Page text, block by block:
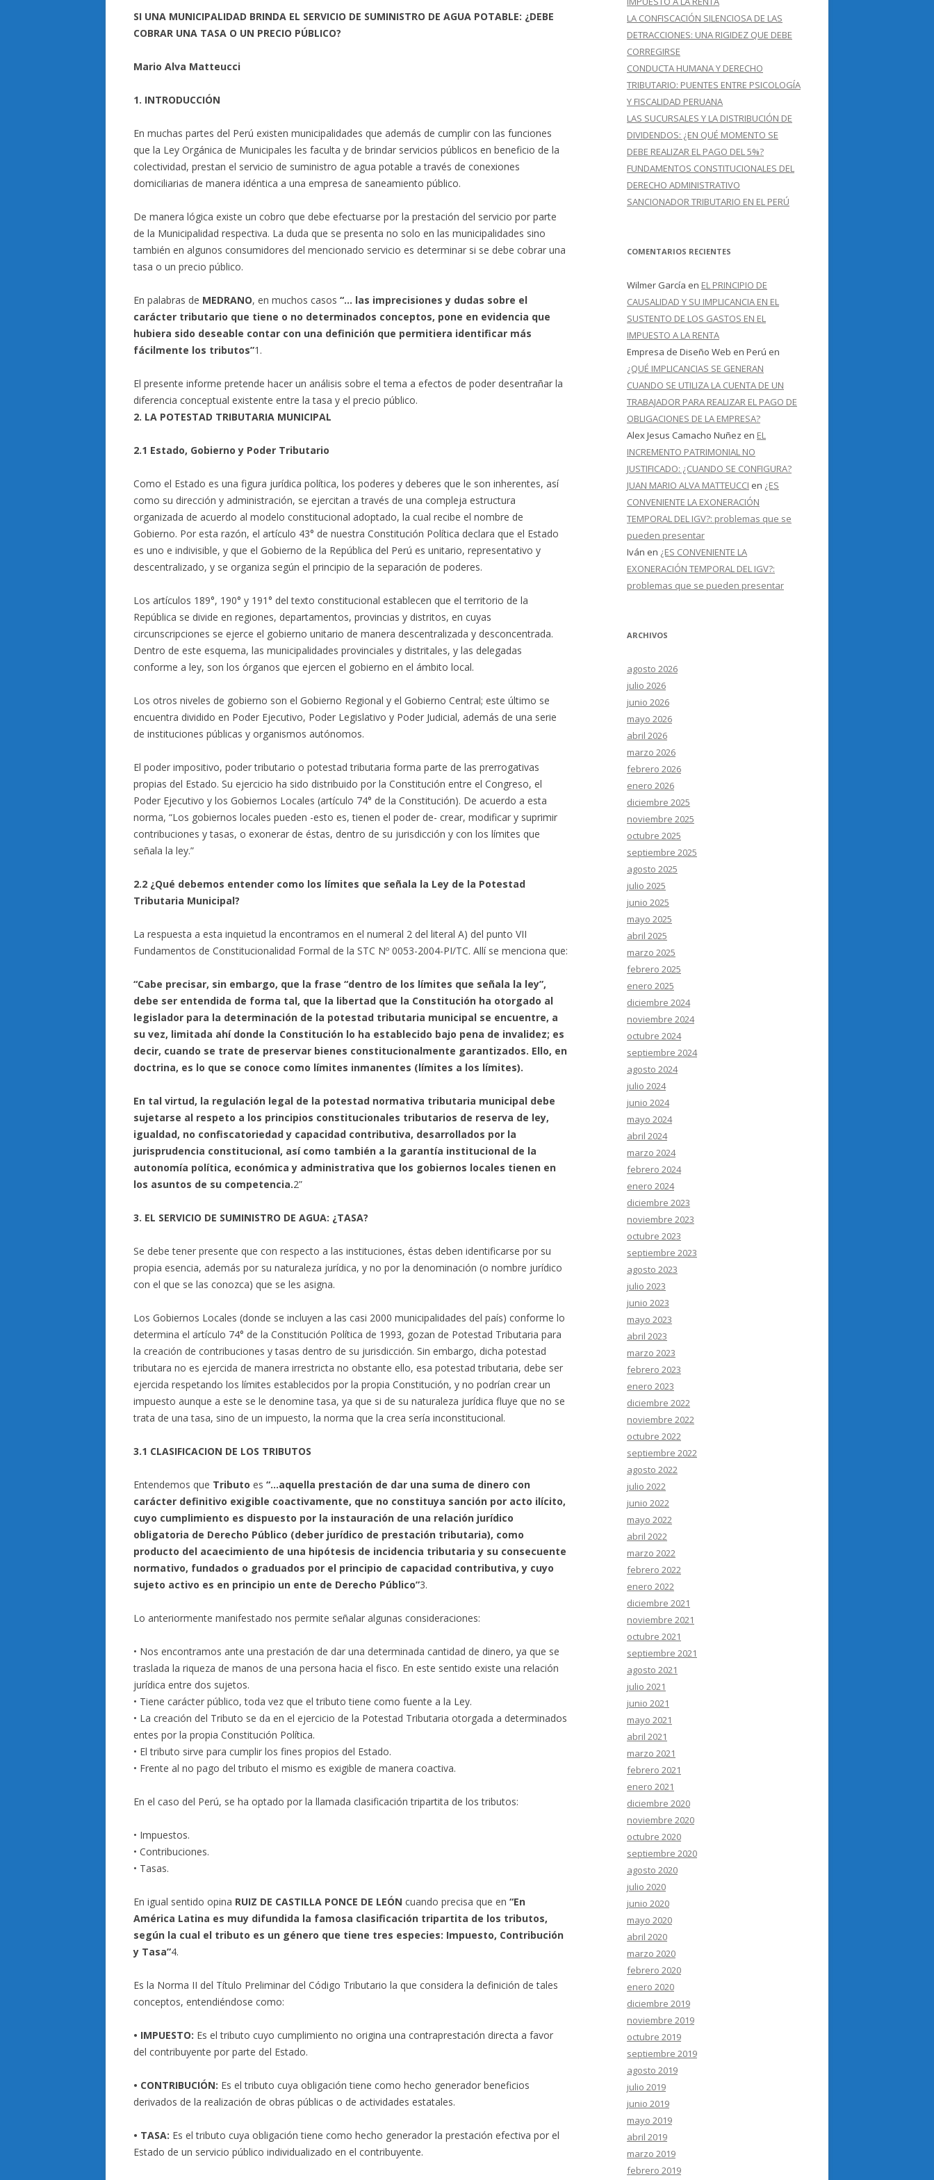
SI UNA MUNICIPALIDAD BRINDA EL SERVICIO DE SUMINISTRO DE AGUA POTABLE: ¿DEBE
COBRAR UNA TASA O UN PRECIO PÚBLICO?
Mario Alva Matteucci
1. INTRODUCCIÓN
En muchas partes del Perú existen municipalidades que además de cumplir con las funciones
que la Ley Orgánica de Municipales les faculta y de brindar servicios públicos en beneficio de la
colectividad, prestan el servicio de suministro de agua potable a través de conexiones
domiciliarias de manera idéntica a una empresa de saneamiento público.
De manera lógica existe un cobro que debe efectuarse por la prestación del servicio por parte
de la Municipalidad respectiva. La duda que se presenta no solo en las municipalidades sino
también en algunos consumidores del mencionado servicio es determinar si se debe cobrar una
tasa o un precio público.
En palabras de MEDRANO, en muchos casos “… las imprecisiones y dudas sobre el
carácter tributario que tiene o no determinados conceptos, pone en evidencia que
hubiera sido deseable contar con una definición que permitiera identificar más
fácilmente los tributos”1.
El presente informe pretende hacer un análisis sobre el tema a efectos de poder desentrañar la
diferencia conceptual existente entre la tasa y el precio público.
2. LA POTESTAD TRIBUTARIA MUNICIPAL
2.1 Estado, Gobierno y Poder Tributario
Como el Estado es una figura jurídica política, los poderes y deberes que le son inherentes, así
como su dirección y administración, se ejercitan a través de una compleja estructura
organizada de acuerdo al modelo constitucional adoptado, la cual recibe el nombre de
Gobierno. Por esta razón, el artículo 43° de nuestra Constitución Política declara que el Estado
es uno e indivisible, y que el Gobierno de la República del Perú es unitario, representativo y
descentralizado, y se organiza según el principio de la separación de poderes.
Los artículos 189°, 190° y 191° del texto constitucional establecen que el territorio de la
República se divide en regiones, departamentos, provincias y distritos, en cuyas
circunscripciones se ejerce el gobierno unitario de manera descentralizada y desconcentrada.
Dentro de este esquema, las municipalidades provinciales y distritales, y las delegadas
conforme a ley, son los órganos que ejercen el gobierno en el ámbito local.
Los otros niveles de gobierno son el Gobierno Regional y el Gobierno Central; este último se
encuentra dividido en Poder Ejecutivo, Poder Legislativo y Poder Judicial, además de una serie
de instituciones públicas y organismos autónomos.
El poder impositivo, poder tributario o potestad tributaria forma parte de las prerrogativas
propias del Estado. Su ejercicio ha sido distribuido por la Constitución entre el Congreso, el
Poder Ejecutivo y los Gobiernos Locales (artículo 74° de la Constitución). De acuerdo a esta
norma, “Los gobiernos locales pueden -esto es, tienen el poder de- crear, modificar y suprimir
contribuciones y tasas, o exonerar de éstas, dentro de su jurisdicción y con los límites que
señala la ley.”
2.2 ¿Qué debemos entender como los límites que señala la Ley de la Potestad
Tributaria Municipal?
La respuesta a esta inquietud la encontramos en el numeral 2 del literal A) del punto VII
Fundamentos de Constitucionalidad Formal de la STC Nº 0053-2004-PI/TC. Allí se menciona que:
“Cabe precisar, sin embargo, que la frase “dentro de los límites que señala la ley”,
debe ser entendida de forma tal, que la libertad que la Constitución ha otorgado al
legislador para la determinación de la potestad tributaria municipal se encuentre, a
su vez, limitada ahí donde la Constitución lo ha establecido bajo pena de invalidez; es
decir, cuando se trate de preservar bienes constitucionalmente garantizados. Ello, en
doctrina, es lo que se conoce como límites inmanentes (límites a los límites).
En tal virtud, la regulación legal de la potestad normativa tributaria municipal debe
sujetarse al respeto a los principios constitucionales tributarios de reserva de ley,
igualdad, no confiscatoriedad y capacidad contributiva, desarrollados por la
jurisprudencia constitucional, así como también a la garantía institucional de la
autonomía política, económica y administrativa que los gobiernos locales tienen en
los asuntos de su competencia.2”
3. EL SERVICIO DE SUMINISTRO DE AGUA: ¿TASA?
Se debe tener presente que con respecto a las instituciones, éstas deben identificarse por su
propia esencia, además por su naturaleza jurídica, y no por la denominación (o nombre jurídico
con el que se las conozca) que se les asigna.
Los Gobiernos Locales (donde se incluyen a las casi 2000 municipalidades del país) conforme lo
determina el artículo 74° de la Constitución Política de 1993, gozan de Potestad Tributaria para
la creación de contribuciones y tasas dentro de su jurisdicción. Sin embargo, dicha potestad
tributara no es ejercida de manera irrestricta no obstante ello, esa potestad tributaria, debe ser
ejercida respetando los límites establecidos por la propia Constitución, y no podrían crear un
impuesto aunque a este se le denomine tasa, ya que si de su naturaleza jurídica fluye que no se
trata de una tasa, sino de un impuesto, la norma que la crea sería inconstitucional.
3.1 CLASIFICACION DE LOS TRIBUTOS
Entendemos que Tributo es “…aquella prestación de dar una suma de dinero con
carácter definitivo exigible coactivamente, que no constituya sanción por acto ilícito,
cuyo cumplimiento es dispuesto por la instauración de una relación jurídico
obligatoria de Derecho Público (deber jurídico de prestación tributaria), como
producto del acaecimiento de una hipótesis de incidencia tributaria y su consecuente
normativo, fundados o graduados por el principio de capacidad contributiva, y cuyo
sujeto activo es en principio un ente de Derecho Público”3.
Lo anteriormente manifestado nos permite señalar algunas consideraciones:
• Nos encontramos ante una prestación de dar una determinada cantidad de dinero, ya que se
traslada la riqueza de manos de una persona hacia el fisco. En este sentido existe una relación
jurídica entre dos sujetos.
• Tiene carácter público, toda vez que el tributo tiene como fuente a la Ley.
• La creación del Tributo se da en el ejercicio de la Potestad Tributaria otorgada a determinados
entes por la propia Constitución Política.
• El tributo sirve para cumplir los fines propios del Estado.
• Frente al no pago del tributo el mismo es exigible de manera coactiva.
En el caso del Perú, se ha optado por la llamada clasificación tripartita de los tributos:
• Impuestos.
• Contribuciones.
• Tasas.
En igual sentido opina RUIZ DE CASTILLA PONCE DE LEÓN cuando precisa que en “En
América Latina es muy difundida la famosa clasificación tripartita de los tributos,
según la cual el tributo es un género que tiene tres especies: Impuesto, Contribución
y Tasa”4.
Es la Norma II del Título Preliminar del Código Tributario la que considera la definición de tales
conceptos, entendiéndose como:
• IMPUESTO: Es el tributo cuyo cumplimiento no origina una contraprestación directa a favor
del contribuyente por parte del Estado.
• CONTRIBUCIÓN: Es el tributo cuya obligación tiene como hecho generador beneficios
derivados de la realización de obras públicas o de actividades estatales.
• TASA: Es el tributo cuya obligación tiene como hecho generador la prestación efectiva por el
Estado de un servicio público individualizado en el contribuyente.
LA CONFISCACIÓN SILENCIOSA DE LAS
DETRACCIONES: UNA RIGIDEZ QUE DEBE
CORREGIRSE
CONDUCTA HUMANA Y DERECHO
TRIBUTARIO: PUENTES ENTRE PSICOLOGÍA
Y FISCALIDAD PERUANA
LAS SUCURSALES Y LA DISTRIBUCIÓN DE
DIVIDENDOS: ¿EN QUÉ MOMENTO SE
DEBE REALIZAR EL PAGO DEL 5%?
FUNDAMENTOS CONSTITUCIONALES DEL
DERECHO ADMINISTRATIVO
SANCIONADOR TRIBUTARIO EN EL PERÚ
COMENTARIOS RECIENTES
Wilmer García en EL PRINCIPIO DE
CAUSALIDAD Y SU IMPLICANCIA EN EL
SUSTENTO DE LOS GASTOS EN EL
IMPUESTO A LA RENTA
Empresa de Diseño Web en Perú en
¿QUÉ IMPLICANCIAS SE GENERAN
CUANDO SE UTILIZA LA CUENTA DE UN
TRABAJADOR PARA REALIZAR EL PAGO DE
OBLIGACIONES DE LA EMPRESA?
Alex Jesus Camacho Nuñez en EL
INCREMENTO PATRIMONIAL NO
JUSTIFICADO: ¿CUANDO SE CONFIGURA?
JUAN MARIO ALVA MATTEUCCI en ¿ES
CONVENIENTE LA EXONERACIÓN
TEMPORAL DEL IGV?: problemas que se
pueden presentar
Iván en ¿ES CONVENIENTE LA
EXONERACIÓN TEMPORAL DEL IGV?:
problemas que se pueden presentar
ARCHIVOS
agosto 2026
julio 2026
junio 2026
mayo 2026
abril 2026
marzo 2026
febrero 2026
enero 2026
diciembre 2025
noviembre 2025
octubre 2025
septiembre 2025
agosto 2025
julio 2025
junio 2025
mayo 2025
abril 2025
marzo 2025
febrero 2025
enero 2025
diciembre 2024
noviembre 2024
octubre 2024
septiembre 2024
agosto 2024
julio 2024
junio 2024
mayo 2024
abril 2024
marzo 2024
febrero 2024
enero 2024
diciembre 2023
noviembre 2023
octubre 2023
septiembre 2023
agosto 2023
julio 2023
junio 2023
mayo 2023
abril 2023
marzo 2023
febrero 2023
enero 2023
diciembre 2022
noviembre 2022
octubre 2022
septiembre 2022
agosto 2022
julio 2022
junio 2022
mayo 2022
abril 2022
marzo 2022
febrero 2022
enero 2022
diciembre 2021
noviembre 2021
octubre 2021
septiembre 2021
agosto 2021
julio 2021
junio 2021
mayo 2021
abril 2021
marzo 2021
febrero 2021
enero 2021
diciembre 2020
noviembre 2020
octubre 2020
septiembre 2020
agosto 2020
julio 2020
junio 2020
mayo 2020
abril 2020
marzo 2020
febrero 2020
enero 2020
diciembre 2019
noviembre 2019
octubre 2019
septiembre 2019
agosto 2019
julio 2019
junio 2019
mayo 2019
abril 2019
marzo 2019
febrero 2019